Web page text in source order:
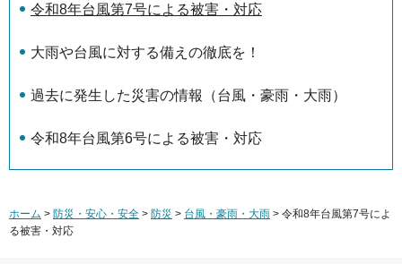
令和8年台風第7号による被害・対応
大雨や台風に対する備えの徹底を！
過去に発生した災害の情報（台風・豪雨・大雨）
令和8年台風第6号による被害・対応
ホーム > 防災・安心・安全 > 防災 > 台風・豪雨・大雨 > 令和8年台風第7号によ
る被害・対応